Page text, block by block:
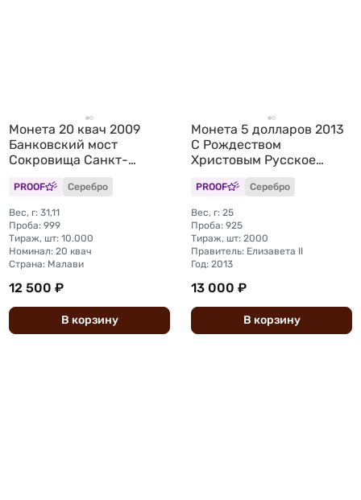
Монета 20 квач 2009
Банковский мост
Сокровища Санкт-
Петербурга Малави
PROOF Серебро
Вес, г: 31,11
Проба: 999
Тираж, шт: 10.000
Номинал: 20 квач
Страна: Малави
12 500 ₽
В корзину
Монета 5 долларов 2013
С Рождеством
Христовым Русское
Рождество Острова Кука
PROOF Серебро
Вес, г: 25
Проба: 925
Тираж, шт: 2000
Правитель: Елизавета II
Год: 2013
13 000 ₽
В корзину